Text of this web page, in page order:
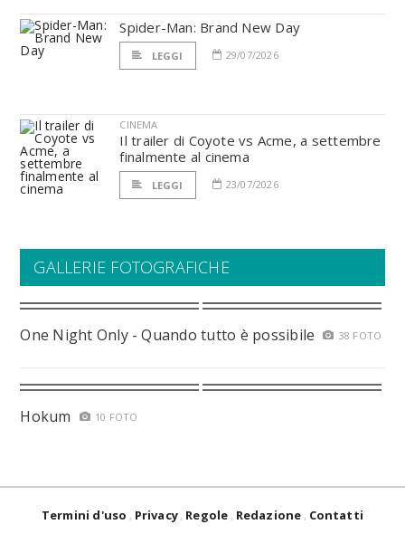
Spider-Man: Brand New Day
LEGGI 29/07/2026
CINEMA
Il trailer di Coyote vs Acme, a settembre
finalmente al cinema
LEGGI 23/07/2026
GALLERIE FOTOGRAFICHE
One Night Only - Quando tutto è possibile 38 FOTO
Hokum 10 FOTO
Termini d'uso Privacy Regole Redazione Contatti